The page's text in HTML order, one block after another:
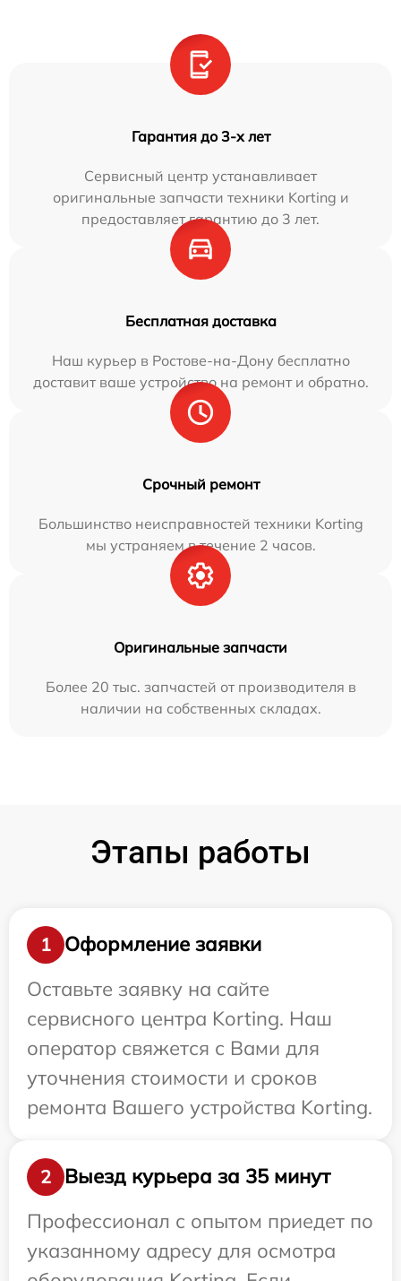
Гарантия до 3-х лет
Сервисный центр устанавливает
оригинальные запчасти техники Korting и
предоставляет гарантию до 3 лет.
Бесплатная доставка
Наш курьер в Ростове-на-Дону бесплатно
доставит ваше устройство на ремонт и обратно.
Срочный ремонт
Большинство неисправностей техники Korting
мы устраняем в течение 2 часов.
Оригинальные запчасти
Более 20 тыс. запчастей от производителя в
наличии на собственных складах.
Этапы работы
1
Оформление заявки
Оставьте заявку на сайте
сервисного центра Korting. Наш
оператор свяжется с Вами для
уточнения стоимости и сроков
ремонта Вашего устройства Korting.
2
Выезд курьера за 35 минут
Профессионал с опытом приедет по
указанному адресу для осмотра